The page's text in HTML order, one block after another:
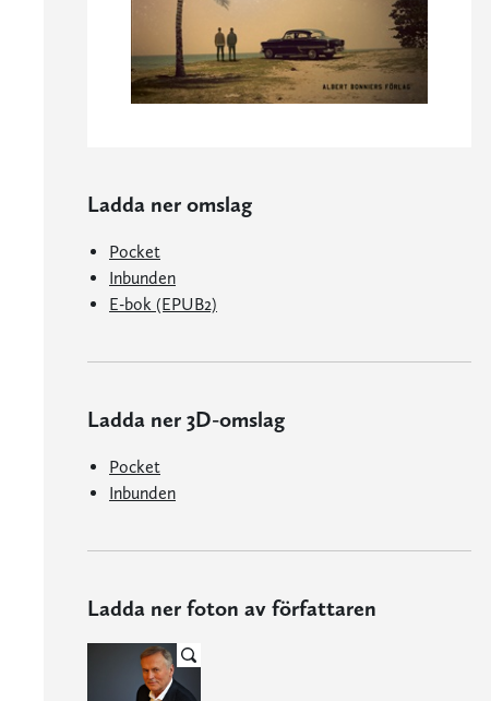
Ladda ner omslag
Pocket
Inbunden
E-bok (EPUB2)
Ladda ner 3D-omslag
Pocket
Inbunden
Ladda ner foton av författaren